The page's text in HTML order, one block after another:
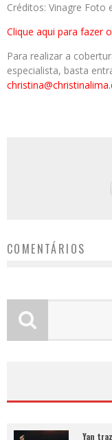
Créditos: Vinagre Foto
Clique aqui para fazer
Para realizar a
especialista, basta
COMENTÁRIOS
Yan